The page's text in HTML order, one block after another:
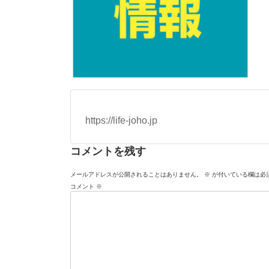
https://life-joho.jp
コメントを残す
メールアドレスが公開されることはありません。 ※ が付いている欄は必
コメント ※